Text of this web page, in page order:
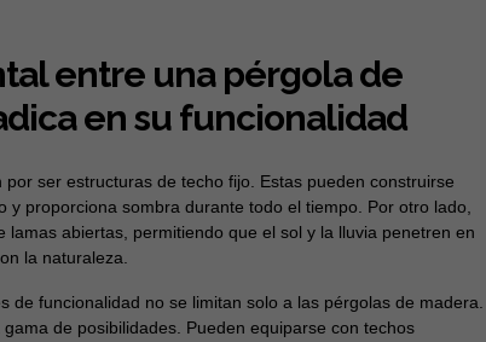
entre una pérgola de
en su funcionalidad
ser estructuras de techo fijo. Estas pueden construirse
proporciona sombra durante todo el tiempo. Por otro lado,
abiertas, permitiendo que el sol y la lluvia penetren en
la naturaleza.
funcionalidad no se limitan solo a las pérgolas de madera.
de posibilidades. Pueden equiparse con techos